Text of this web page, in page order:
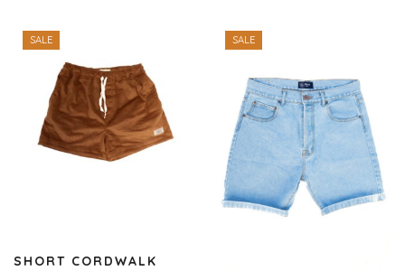
SALE
SHORT CORDWALK
SALE